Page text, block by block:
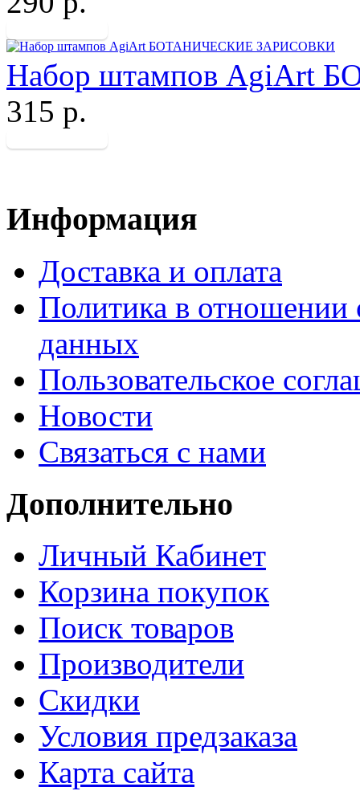
Набор штампов
315 р.
Информация
Доставка и оплата
Политика в отношении
данных
Пользовательское
Новости
Связаться с нами
Дополнительно
Личный Кабинет
Корзина покупок
Поиск товаров
Производители
Скидки
Условия предзаказа
Карта сайта